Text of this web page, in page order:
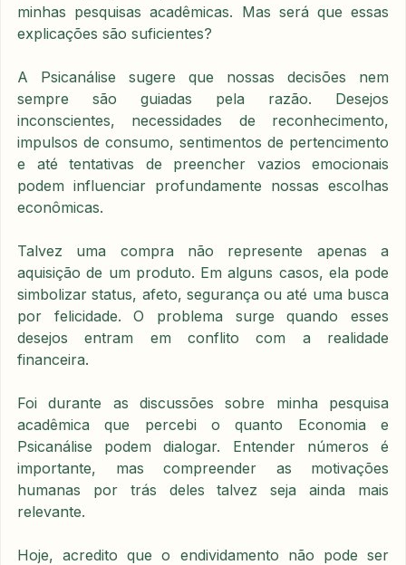
minhas pesquisas acadêmicas. Mas será que essas
explicações são suficientes?
A Psicanálise sugere que nossas decisões nem
sempre são guiadas pela razão. Desejos
inconscientes, necessidades de reconhecimento,
impulsos de consumo, sentimentos de pertencimento
e até tentativas de preencher vazios emocionais
podem influenciar profundamente nossas escolhas
econômicas.
Talvez uma compra não represente apenas a
aquisição de um produto. Em alguns casos, ela pode
simbolizar status, afeto, segurança ou até uma busca
por felicidade. O problema surge quando esses
desejos entram em conflito com a realidade
financeira.
Foi durante as discussões sobre minha pesquisa
acadêmica que percebi o quanto Economia e
Psicanálise podem dialogar. Entender números é
importante, mas compreender as motivações
humanas por trás deles talvez seja ainda mais
relevante.
Hoje, acredito que o endividamento não pode ser